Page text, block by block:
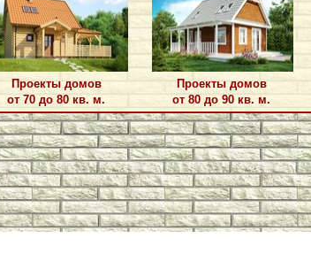
Проекты домов
от 70 до 80 кв. м.
Проекты домов
от 80 до 90 кв. м.